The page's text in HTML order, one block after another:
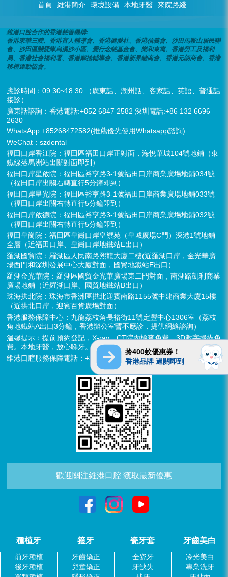
首頁 維港簡介 環境設備 本地牙醫 來院路綫
維港口腔合作的香港慈善機構:
香港東華三院、香港盲人輔導會、香港健愛社、香港信義會、沙田馬鞍山居民聯
會、沙田區關愛隊烏溪沙小區、覺行念慈基金會、樂和東寓、香港勞工及福利
局、香港社會福利署、香港鄰捨輔導會、香港新界總商會、香港元朗商會、香港
移植運動協會。
應診時間：09:30~18:30 （廣東話、潮州話、客家話、英語、普通話
接診）
廣東話諮詢：香港電話:+852 6847 2582 深圳電話:+86 132 6696
2630
WhatsApp:+85268472582(推薦優先使用Whatsapp諮詢)
WeChat：szdental
福田口岸香江院：福田區福田口岸正對面，海悅華城104號地鋪（東
鐵線落馬洲站出關對面即到）
福田口岸星啟院：福田區裕亨路3-1號福田口岸商業廣場地鋪034號
（福田口岸出關右轉直行5分鐘即到）
福田口岸星光院：福田區裕亨路3-1號福田口岸商業廣場地鋪033號
（福田口岸出關右轉直行5分鐘即到）
福田口岸啟德院：福田區裕亨路3-1號福田口岸商業廣場地鋪032號
（福田口岸出關右轉直行5分鐘即到）
福田皇崗院：福田區皇崗口岸皇禦苑（皇城廣場C門）深港1號地鋪
全層（近福田口岸、皇崗口岸地鐵站E出口）
羅湖國貿院：羅湖區人民南路熙龍大廈二樓(近羅湖口岸，金光華廣
場西門和深圳發展中心大廈對面，國貿地鐵站E出口）
羅湖金光華院：羅湖區國貿金光華廣場東二門對面，南湖路凱利商業
廣場地鋪（近羅湖口岸、國貿地鐵站B出口）
珠海拱北院：珠海市香洲區拱北迎賓南路1155號中建商業大廈15樓
（近拱北口岸，迎賓百貨廣場對面）
香港服務保障中心：九龍荔枝角長裕街11號定豐中心1306室（荔枝
角地鐵站A出口3分鐘，香港辦公室暫不應診，提供網絡諮詢）
溫馨提示：提前預約登記，X-ray、CT院內檢查免費，3D數字掃描免
費。本地牙醫，放心睇牙。另有速遞代收存放服務。
維港口腔服務保障電話：+852 6637 2280
歡迎關注維港口腔 獲取最新優惠
種植牙
前牙種植
後牙種植
箍牙
牙齒矯正
兒童矯正
瓷牙套
全瓷牙
牙缺失
牙齒美白
冷光美白
專業洗牙
拎400蚊優惠券！
香港品牌 過關即到